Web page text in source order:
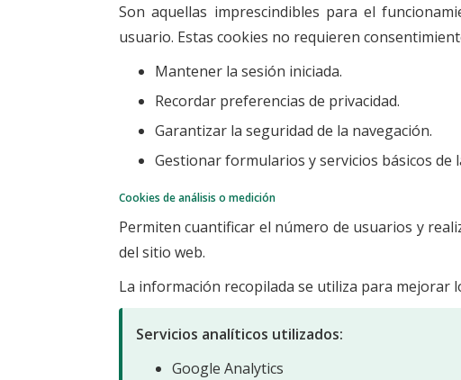
Son aquellas imprescindibles para el
usuario. Estas cookies no requieren
Mantener la sesión iniciada.
Recordar preferencias de privacidad.
Garantizar la seguridad de la navegación.
Gestionar formularios y servicios básicos de
Cookies de análisis o medición
Permiten cuantificar el número de usuarios y
del sitio web.
La información recopilada se utiliza para mejorar
Servicios analíticos utilizados:
Google Analytics